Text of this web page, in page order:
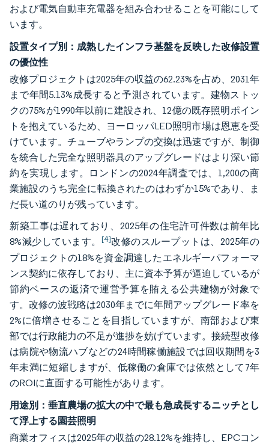
および電気自動車充電器を組み合わせることを可能にして
います。
設置タイプ別：成熟したインフラ基盤を反映した改修設置
の優位性
改修プロジェクトは2025年の収益の62.23%を占め、2031年
まで年間5.13%成長すると予測されています。建物ストッ
クの75%が1990年以前に建設され、12億の既存照明ポイン
トを抱えているため、ヨーロッパLED照明市場は恩恵を受
けています。チューブやランプの交換は迅速ですが、制御
を統合した完全な照明器具のアップグレードはより深い節
約を実現します。ロンドンの2024年調査では、1,200の商
業施設のうち完全に転換されたのはわずか15%であり、ま
だ長い道のりが残っています。
新築工事は遅れており、2025年の住宅許可件数は前年比
8%減少しています。 [4]改修のスループットは、2025年の
プロジェクトの18%を資金調達したエネルギーパフォーマ
ンス契約に依存しており、主に資本予算が逼迫しているが
節約ベースの返済で運営予算を賄える公共建物が対象で
す。改修の波戦略は2030年までに年間アップグレード率を
2%に倍増させることを目指していますが、南部および東
部では行政能力の不足が進捗を妨げています。接続型改修
は病院や物流ハブなどの24時間稼働施設では回収期間を3
年未満に短縮しますが、低稼働の倉庫では依然として7年
のROIに直面する可能性があります。
用途別：垂直農場の拡大の中で最も急成長するニッチとし
て浮上する園芸照明
商業オフィスは2025年の収益の28.12%を維持し、EPCコン